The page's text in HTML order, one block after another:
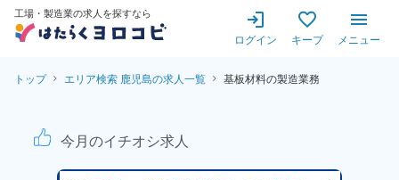
工場・製造業の求人を探すなら
ログイン キープ メニュー
トップ エリア検索 鹿児島の求人一覧 基板材料の製造業務
基板材料の製造業務！日払
今月のイチオシ求人